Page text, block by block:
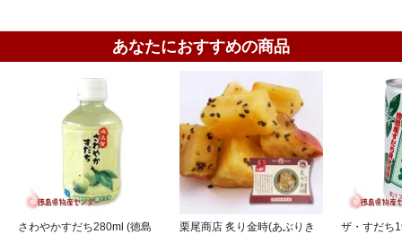
あなたにおすすめの商品
さわやかすだち280ml (徳島
栗尾商店 炙り金時(あぶりき
ザ・すだち